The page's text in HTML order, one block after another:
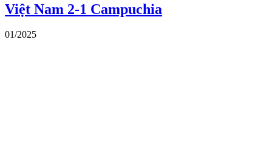
Việt Nam 2-1 Campuchia
01/2025